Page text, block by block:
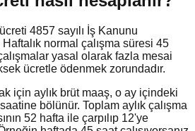
4857 sayılı İş Kanunu
normal çalışma süresi 45
yasal olarak fazla mesai
ücretle ödenmek zorundadır.
için aylık brüt maaş, o ay içindeki
bölünür. Toplam aylık çalışma
52 hafta ile çarpılıp 12'ye